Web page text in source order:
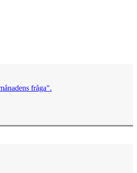
fråga".